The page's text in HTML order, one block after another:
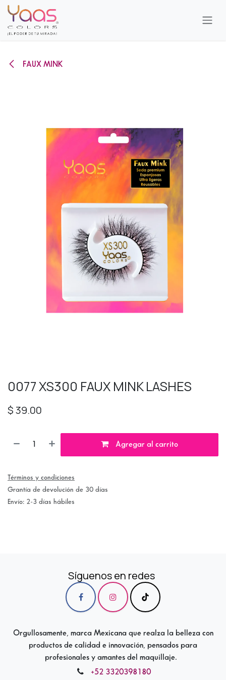
Ir al contenido
FAUX MINK
0077 XS300 FAUX MINK LASHES
$39.00
Agregar al carrito
Términos y condiciones
Grantía de devolución de 30 días
Envío: 2-3 días hábiles
Síguenos en redes
Orgullosamente, marca Mexicana que realza la belleza con
productos de calidad e innovación, pensados para
profesionales y amantes del maquillaje.
+52 3320398180